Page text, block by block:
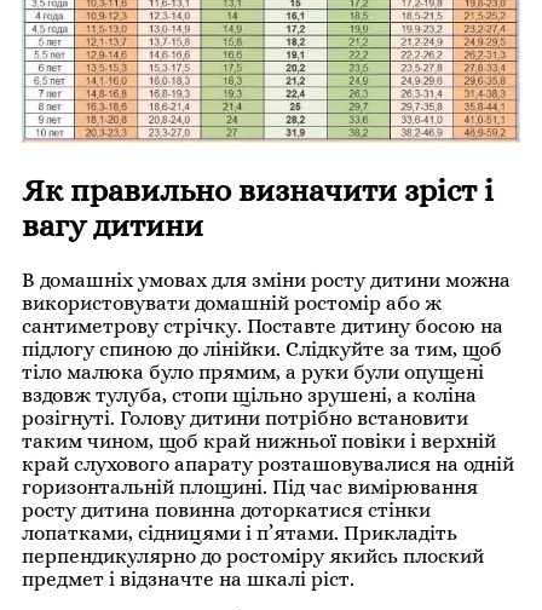
Як правильно визначити зріст і
вагу дитини
В домашніх умовах для зміни росту дитини можна
використовувати домашній ростомір або ж
сантиметрову стрічку. Поставте дитину босою на
підлогу спиною до лінійки. Слідкуйте за тим, щоб
тіло малюка було прямим, а руки були опущені
вздовж тулуба, стопи щільно зрушені, а коліна
розігнуті. Голову дитини потрібно встановити
таким чином, щоб край нижньої повіки і верхній
край слухового апарату розташовувалися на одній
горизонтальній площині. Під час вимірювання
росту дитина повинна доторкатися стінки
лопатками, ciдницями і п’ятами. Прикладіть
перпендикулярно до ростоміру якийсь плоский
предмет і відзначте на шкалі ріст.